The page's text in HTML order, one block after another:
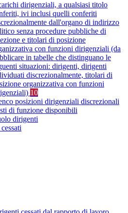
dirigenziali, a qualsiasi titolo
ivi inclusi quelli conferiti
dall'organo di indirizzo
senza procedure pubbliche di
e titolari di posizione
con funzioni dirigenziali (da
in tabelle che distinguano le
situazioni: dirigenti, dirigenti
discrezionalmente, titolari di
organizzativa con funzioni
10
posizioni dirigenziali discrezionali
di funzione disponibili
dirigenti